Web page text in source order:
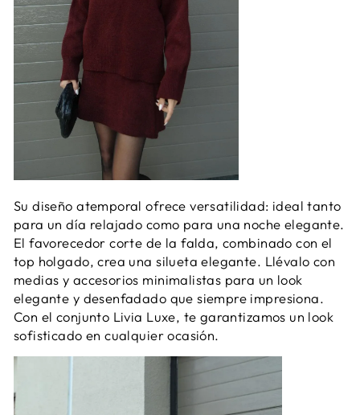
Su diseño atemporal ofrece versatilidad: ideal tanto
para un día relajado como para una noche elegante.
El favorecedor corte de la falda, combinado con el
top holgado, crea una silueta elegante. Llévalo con
medias y accesorios minimalistas para un look
elegante y desenfadado que siempre impresiona.
Con el conjunto Livia Luxe, te garantizamos un look
sofisticado en cualquier ocasión.